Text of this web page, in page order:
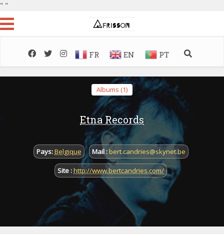
" "
FR EN PT
Albums (1)
Etna Records
Pays:Belgique Mail :bert.candries@skynet.be
Site :http://www.bertcandries.com/